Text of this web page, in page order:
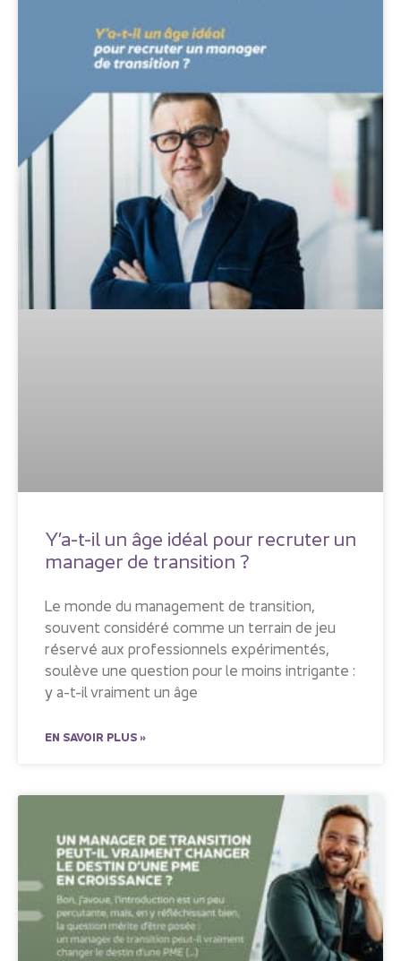
Y’a-t-il un âge idéal pour recruter un
manager de transition ?
Le monde du management de transition,
souvent considéré comme un terrain de jeu
réservé aux professionnels expérimentés,
soulève une question pour le moins intrigante :
y a-t-il vraiment un âge
EN SAVOIR PLUS »